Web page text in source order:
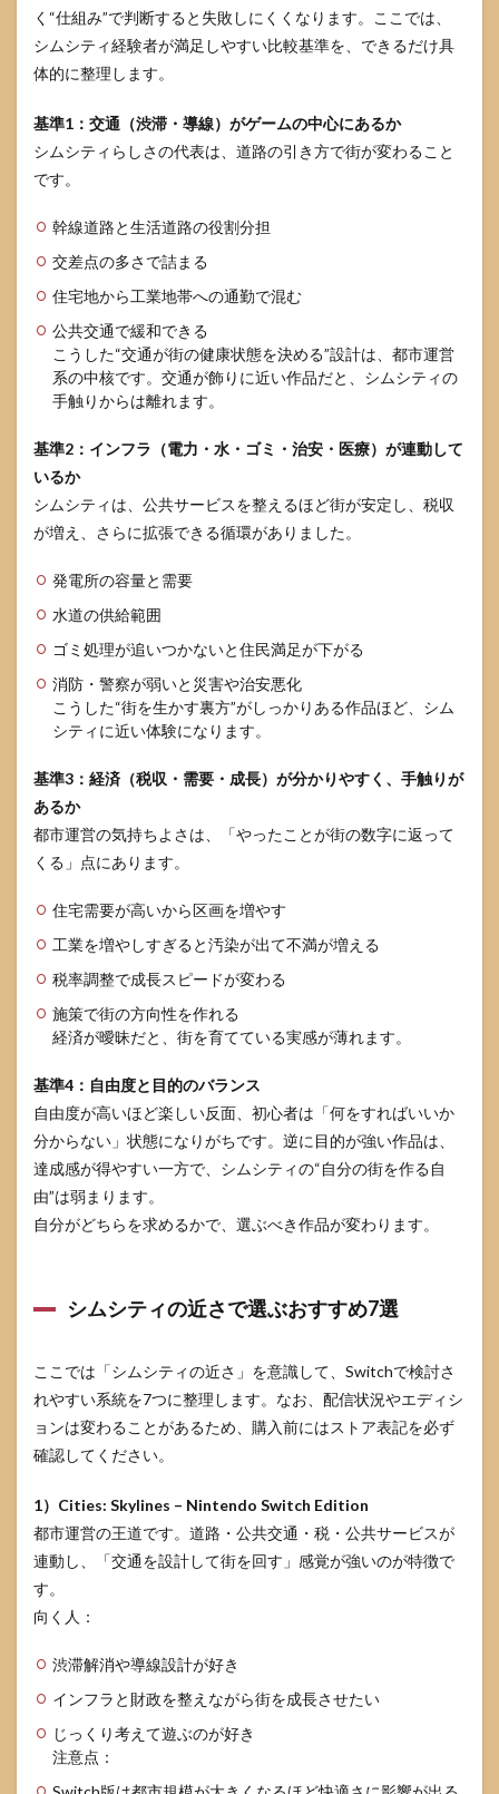
く“仕組み”で判断すると失敗しにくくなります。ここでは、
シムシティ経験者が満足しやすい比較基準を、できるだけ具
体的に整理します。
基準1：交通（渋滞・導線）がゲームの中心にあるか
シムシティらしさの代表は、道路の引き方で街が変わること
です。
幹線道路と生活道路の役割分担
交差点の多さで詰まる
住宅地から工業地帯への通勤で混む
公共交通で緩和できる
こうした“交通が街の健康状態を決める”設計は、都市運営
系の中核です。交通が飾りに近い作品だと、シムシティの
手触りからは離れます。
基準2：インフラ（電力・水・ゴミ・治安・医療）が連動して
いるか
シムシティは、公共サービスを整えるほど街が安定し、税収
が増え、さらに拡張できる循環がありました。
発電所の容量と需要
水道の供給範囲
ゴミ処理が追いつかないと住民満足が下がる
消防・警察が弱いと災害や治安悪化
こうした“街を生かす裏方”がしっかりある作品ほど、シム
シティに近い体験になります。
基準3：経済（税収・需要・成長）が分かりやすく、手触りが
あるか
都市運営の気持ちよさは、「やったことが街の数字に返って
くる」点にあります。
住宅需要が高いから区画を増やす
工業を増やしすぎると汚染が出て不満が増える
税率調整で成長スピードが変わる
施策で街の方向性を作れる
経済が曖昧だと、街を育てている実感が薄れます。
基準4：自由度と目的のバランス
自由度が高いほど楽しい反面、初心者は「何をすればいいか
分からない」状態になりがちです。逆に目的が強い作品は、
達成感が得やすい一方で、シムシティの“自分の街を作る自
由”は弱まります。
自分がどちらを求めるかで、選ぶべき作品が変わります。
シムシティの近さで選ぶおすすめ7選
ここでは「シムシティの近さ」を意識して、Switchで検討さ
れやすい系統を7つに整理します。なお、配信状況やエディシ
ョンは変わることがあるため、購入前にはストア表記を必ず
確認してください。
1）Cities: Skylines – Nintendo Switch Edition
都市運営の王道です。道路・公共交通・税・公共サービスが
連動し、「交通を設計して街を回す」感覚が強いのが特徴で
す。
向く人：
渋滞解消や導線設計が好き
インフラと財政を整えながら街を成長させたい
じっくり考えて遊ぶのが好き
注意点：